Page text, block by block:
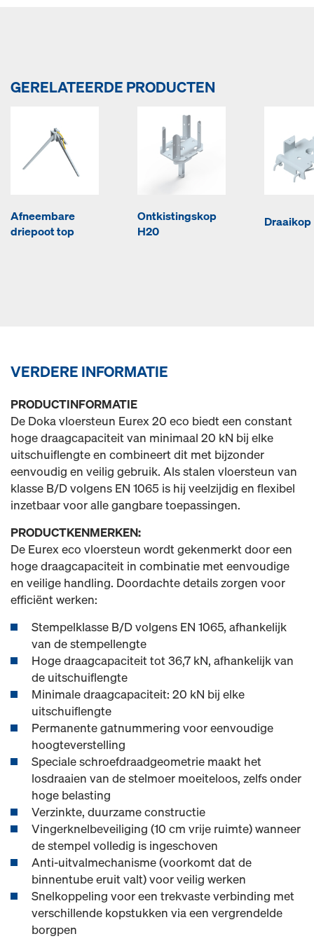
GERELATEERDE PRODUCTEN
Afneembare
driepoot top
Ontkistingskop
H20
Draaikop
VERDERE INFORMATIE
PRODUCTINFORMATIE
De Doka vloersteun Eurex 20 eco biedt een constant
hoge draagcapaciteit van minimaal 20 kN bij elke
uitschuiflengte en combineert dit met bijzonder
eenvoudig en veilig gebruik. Als stalen vloersteun van
klasse B/D volgens EN 1065 is hij veelzijdig en flexibel
inzetbaar voor alle gangbare toepassingen.
PRODUCTKENMERKEN:
De Eurex eco vloersteun wordt gekenmerkt door een
hoge draagcapaciteit in combinatie met eenvoudige
en veilige handling. Doordachte details zorgen voor
efficiënt werken:
Stempelklasse B/D volgens EN 1065, afhankelijk
van de stempellengte
Hoge draagcapaciteit tot 36,7 kN, afhankelijk van
de uitschuiflengte
Minimale draagcapaciteit: 20 kN bij elke
uitschuiflengte
Permanente gatnummering voor eenvoudige
hoogteverstelling
Speciale schroefdraadgeometrie maakt het
losdraaien van de stelmoer moeiteloos, zelfs onder
hoge belasting
Verzinkte, duurzame constructie
Vingerknelbeveiliging (10 cm vrije ruimte) wanneer
de stempel volledig is ingeschoven
Anti‑uitvalmechanisme (voorkomt dat de
binnentube eruit valt) voor veilig werken
Snelkoppeling voor een trekvaste verbinding met
verschillende kopstukken via een vergrendelde
borgpen